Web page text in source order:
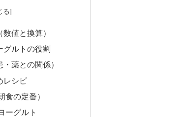
値と換算）
グルトの役割
薬との関係）
レシピ
食の定番）
ーグルト